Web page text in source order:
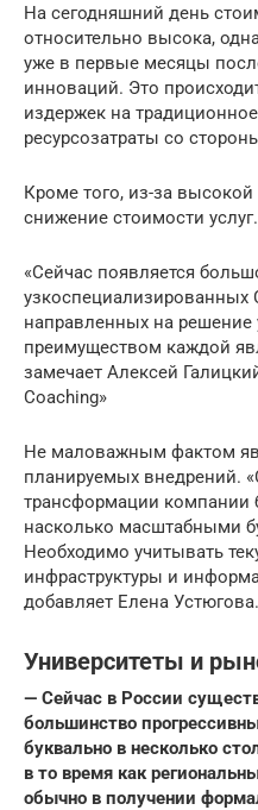
На сегодняшний день
относительно высока,
уже в первые месяцы
инноваций. Это
издержек на
ресурсозатраты со
Кроме того, из-за
снижение стоимости услуг.
«Сейчас появляется
узкоспециализированных
направленных на решение
преимуществом каждой
замечает Алексей
Coaching»
Не маловажным фактом
планируемых внедрений.
трансформации компании
насколько масштабными
Необходимо учитывать
инфраструктуры и
добавляет Елена Устюгова.
Университеты и
— Сейчас в России
большинство
буквально в несколько
в то время как
обычно в получении